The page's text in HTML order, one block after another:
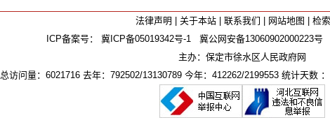
法律声明 关于本站 联系我们 网站地图
检
ICP备案号：
冀ICP备05019342号-1 冀公网安备13060902000223号
主办：保定市徐水区人民政府网
总访问量：6021716 去年：792502/13130789 今年：412262/2199553 统计天数